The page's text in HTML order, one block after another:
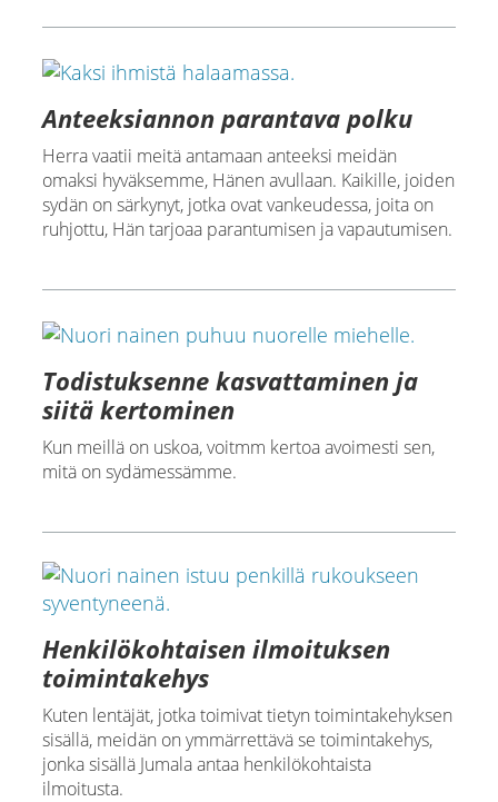
Anteeksiannon parantava polku
Herra vaatii meitä antamaan anteeksi meidän
omaksi hyväksemme, Hänen avullaan. Kaikille, joiden
sydän on särkynyt, jotka ovat vankeudessa, joita on
ruhjottu, Hän tarjoaa parantumisen ja vapautumisen.
Todistuksenne kasvattaminen ja
siitä kertominen
Kun meillä on uskoa, voitmm kertoa avoimesti sen,
mitä on sydämessämme.
Henkilökohtaisen ilmoituksen
toimintakehys
Kuten lentäjät, jotka toimivat tietyn toimintakehyksen
sisällä, meidän on ymmärrettävä se toimintakehys,
jonka sisällä Jumala antaa henkilökohtaista
ilmoitusta.